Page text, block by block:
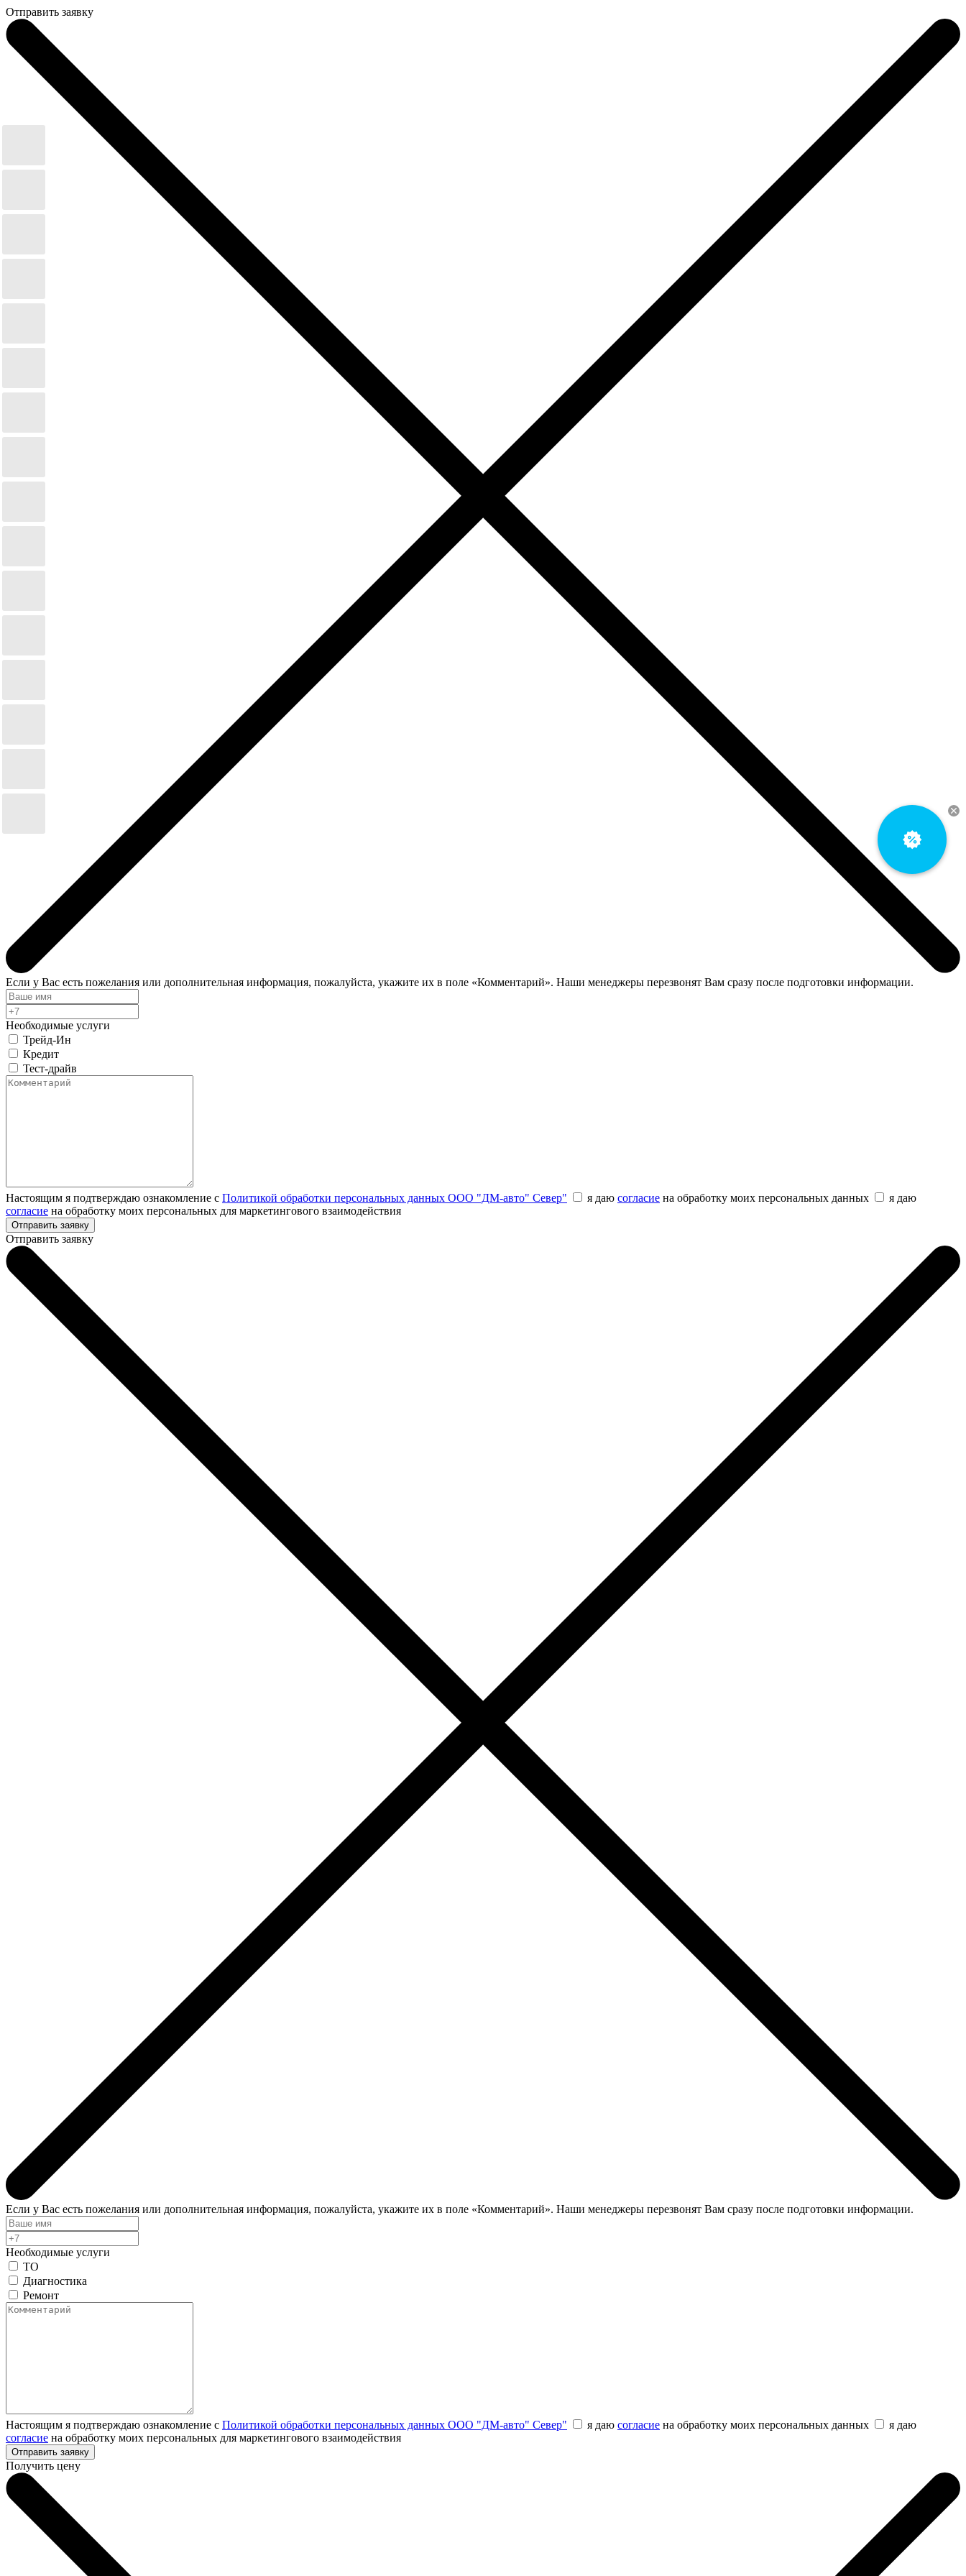
Отправить заявку
Если у Вас есть пожелания или дополнительная информация, пожалуйста, укажите их в поле «Комментарий». Наши менеджеры перезвонят Вам сразу после подготовки информации.
Необходимые услуги
Трейд-Ин
Кредит
Тест-драйв
Настоящим я подтверждаю ознакомление с Политикой обработки персональных данных ООО "ДМ-авто" Север" я даю согласие на обработку моих персональных данных
я даю
согласие на обработку моих персональных для маркетингового взаимодействия
Отправить заявку
Если у Вас есть пожелания или дополнительная информация, пожалуйста, укажите их в поле «Комментарий». Наши менеджеры перезвонят Вам сразу после подготовки информации.
Необходимые услуги
ТО
Диагностика
Ремонт
Настоящим я подтверждаю ознакомление с Политикой обработки персональных данных ООО "ДМ-авто" Север" я даю согласие на обработку моих персональных данных
я даю
согласие на обработку моих персональных для маркетингового взаимодействия
Получить цену